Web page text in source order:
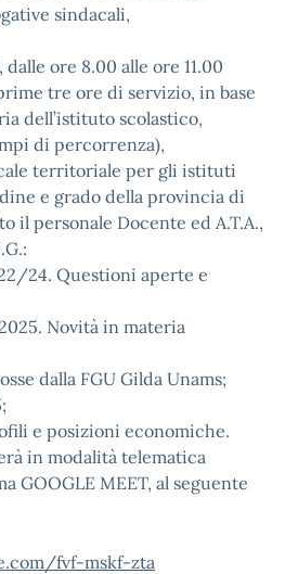
sindacali,
ore 8.00 alle ore 11.00
tre ore di servizio, in base
dell’istituto scolastico,
di percorrenza),
territoriale per gli istituti
e grado della provincia di
il personale Docente ed A.T.A.,
24. Questioni aperte e
Novità in materia
dalla FGU Gilda Unams;
e posizioni economiche.
in modalità telematica
GOOGLE MEET, al seguente
fvf-mskf-zta